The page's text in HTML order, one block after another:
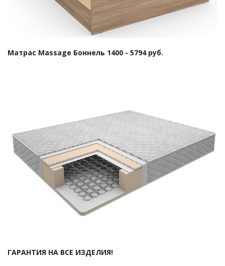
Матрас Massage Боннель 1400 - 5794 руб.
ГАРАНТИЯ НА ВСЕ ИЗДЕЛИЯ!